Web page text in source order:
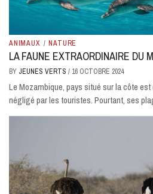
ANIMAUX / NATURE
LA FAUNE EXTRAORDINAIRE DU
BY JEUNES VERTS / 16 OCTOBRE 2024
Le Mozambique, pays situé sur la côte est
négligé par les touristes. Pourtant, ses